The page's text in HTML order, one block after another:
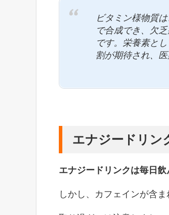
ビタミン様物質
で合成でき、欠
です。栄養素と
割が期待され、
エナジードリン
エナジードリンクは毎日飲
しかし、カフェインが含